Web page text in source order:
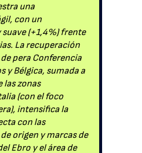
una
con un
(+1,4%) frente
La recuperación
pera Conferencia
y Bélgica, sumada a
las zonas
(con el foco
intensifica la
con las
origen y marcas de
Ebro y el área de